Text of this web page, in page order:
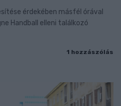
érdekében másfél órával
Handball elleni találkozó
1 hozzászólás